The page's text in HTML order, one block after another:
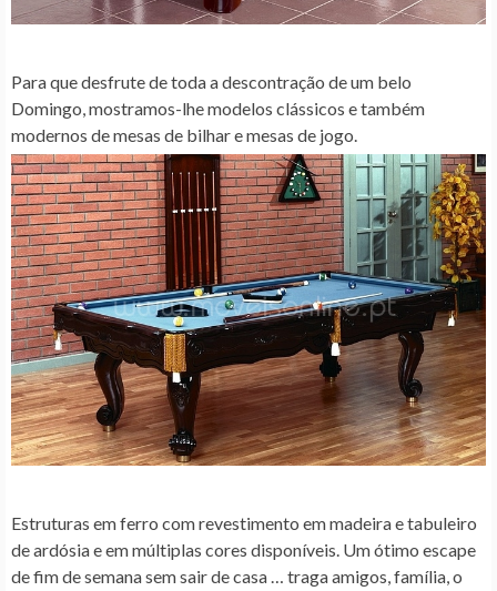
Para que desfrute de toda a descontração de um belo
Domingo, mostramos-lhe modelos clássicos e também
modernos de mesas de bilhar e mesas de jogo.
Estruturas em ferro com revestimento em madeira e tabuleiro
de ardósia e em múltiplas cores disponíveis. Um ótimo escape
de fim de semana sem sair de casa … traga amigos, família, o